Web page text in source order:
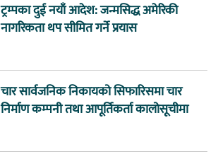
ट्रम्पका दुई नयाँ आदेश: जन्मसिद्ध अमेरिकी
नागरिकता थप सीमित गर्ने प्रयास
चार सार्वजनिक निकायको सिफारिसमा चार
निर्माण कम्पनी तथा आपूर्तिकर्ता कालोसूचीमा